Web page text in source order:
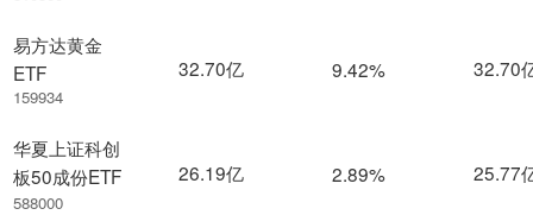
易方达黄金
ETF
159934
华夏上证科创
板50成份ETF
588000
32.70亿 9.42% 32.70
26.19亿 2.89% 25.77